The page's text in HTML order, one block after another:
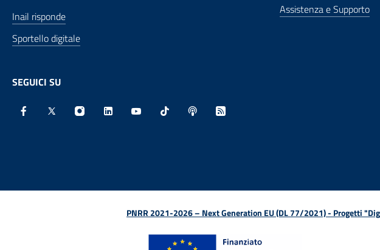
Inail risponde
Sportello digitale
SEGUICI SU
Assistenza e Supporto
PNRR 2021-2026 – Next Generation EU (DL 77/2021) - Progetti